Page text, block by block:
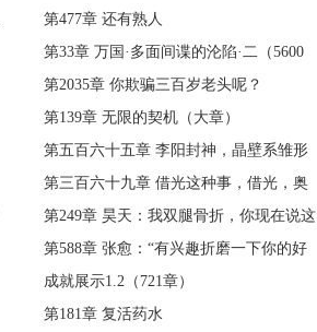
第477章 还有熟人
第33章 万国·多面间谍的沦陷·二（5600
字章节）
第2035章 你欺骗三百岁老头呢？
第139章 无限的契机（大章）
第五百六十五章 李阳封神，晶壁系雏形
的特质
第三百六十九章 借光这种事，借光，奥
特曼的事情怎么能说借呢？！
第249章 昊天：我双腿骨折，你现在说这
个？
第588章 张愈：“有兴趣折磨一下你的好
朋友们吗？”
成就展示1.2（721章）
第181章 复活药水